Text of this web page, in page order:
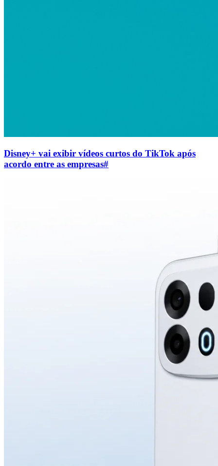
Disney+ vai exibir vídeos curtos do TikTok após
acordo entre as empresas#